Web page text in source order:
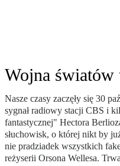
Wojna światów
Nasze czasy zaczęły się 30
sygnał radiowy stacji CBS i
fantastycznej" Hectora
słuchowisk, o której nikt by
nie pradziadek wszystkich
reżyserii Orsona Wellesa.